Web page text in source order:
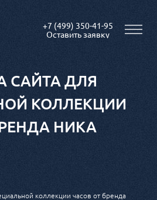
+7 (499) 350-41-95
САЙТА ДЛЯ
КОЛЛЕКЦИИ
НИКА
коллекции часов от бренда